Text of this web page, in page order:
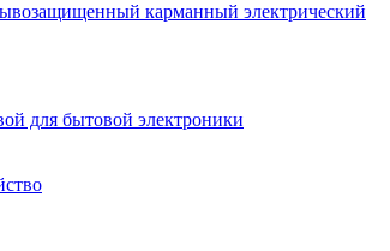
карманный электрический
для бытовой электроники